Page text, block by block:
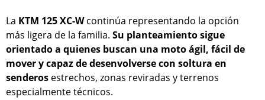
La KTM 125 XC-Wcontinúa representando la opción
más ligera de la familia. Su planteamiento sigue
orientado a quienes buscan una moto ágil, fácil de
mover y capaz de desenvolverse con soltura en
senderos estrechos, zonas reviradas y terrenos
especialmente técnicos.